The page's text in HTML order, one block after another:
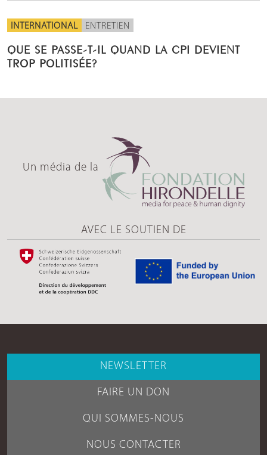
INTERNATIONAL ENTRETIEN
QUE SE PASSE-T-IL QUAND LA CPI DEVIENT
TROP POLITISÉE?
Un média de la
AVEC LE SOUTIEN DE
NEWSLETTER
FAIRE UN DON
QUI SOMMES-NOUS
NOUS CONTACTER